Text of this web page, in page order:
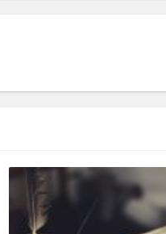
高文章质量，但也不能完
具个性和人性。
限可能，是当代作家面
体验。同时，我们也要